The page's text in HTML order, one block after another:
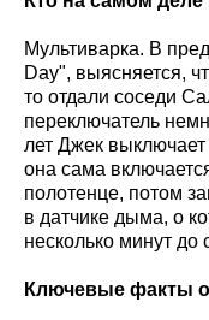
Мультиварка. В
Day", выясняется,
то отдали соседи
переключатель
лет Джек
она сама
полотенце, потом
в датчике дыма, о
несколько минут до
Ключевые факты